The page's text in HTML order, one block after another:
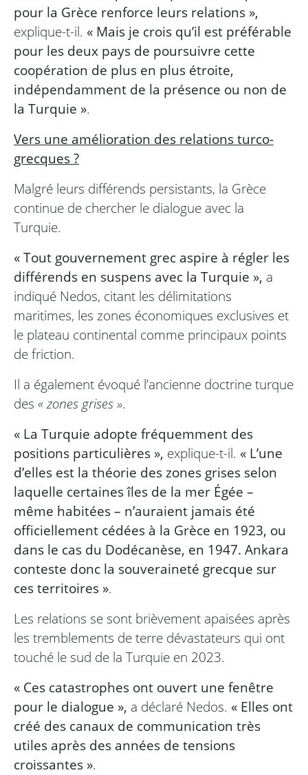
pour la Grèce renforce leurs relations »,
explique-t-il. « Mais je crois qu’il est préférable
pour les deux pays de poursuivre cette
coopération de plus en plus étroite,
indépendamment de la présence ou non de
la Turquie ».
Vers une amélioration des relations turco-
grecques ?
Malgré leurs différends persistants, la Grèce
continue de chercher le dialogue avec la
Turquie.
« Tout gouvernement grec aspire à régler les
différends en suspens avec la Turquie », a
indiqué Nedos, citant les délimitations
maritimes, les zones économiques exclusives et
le plateau continental comme principaux points
de friction.
Il a également évoqué l’ancienne doctrine turque
des « zones grises ».
« La Turquie adopte fréquemment des
positions particulières », explique-t-il. « L’une
d’elles est la théorie des zones grises selon
laquelle certaines îles de la mer Égée –
même habitées – n’auraient jamais été
officiellement cédées à la Grèce en 1923, ou
dans le cas du Dodécanèse, en 1947. Ankara
conteste donc la souveraineté grecque sur
ces territoires ».
Les relations se sont brièvement apaisées après
les tremblements de terre dévastateurs qui ont
touché le sud de la Turquie en 2023.
« Ces catastrophes ont ouvert une fenêtre
pour le dialogue », a déclaré Nedos. « Elles ont
créé des canaux de communication très
utiles après des années de tensions
croissantes ».